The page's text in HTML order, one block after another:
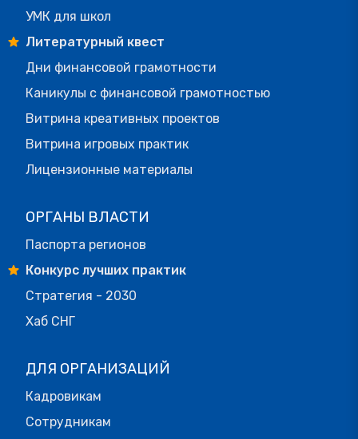
УМК для школ
Литературный квест
Дни финансовой грамотности
Каникулы с финансовой грамотностью
Витрина креативных проектов
Витрина игровых практик
Лицензионные материалы
ОРГАНЫ ВЛАСТИ
Паспорта регионов
Конкурс лучших практик
Стратегия - 2030
Хаб СНГ
ДЛЯ ОРГАНИЗАЦИЙ
Кадровикам
Сотрудникам